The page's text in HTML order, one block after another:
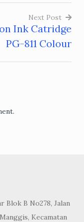
Next Post
Ink Catridge
PG-811 Colour
Blok B No278, Jalan
Kecamatan